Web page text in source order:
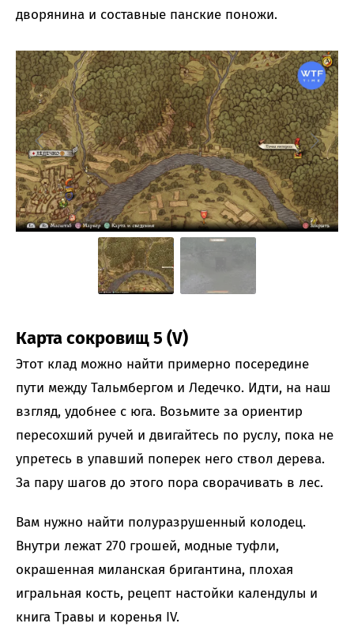
дворянина и составные панские поножи.
Карта сокровищ 5 (V)
Этот клад можно найти примерно посередине
пути между Тальмбергом и Ледечко. Идти, на наш
взгляд, удобнее с юга. Возьмите за ориентир
пересохший ручей и двигайтесь по руслу, пока не
упретесь в упавший поперек него ствол дерева.
За пару шагов до этого пора сворачивать в лес.
Вам нужно найти полуразрушенный колодец.
Внутри лежат 270 грошей, модные туфли,
окрашенная миланская бригантина, плохая
игральная кость, рецепт настойки календулы и
книга Травы и коренья IV.